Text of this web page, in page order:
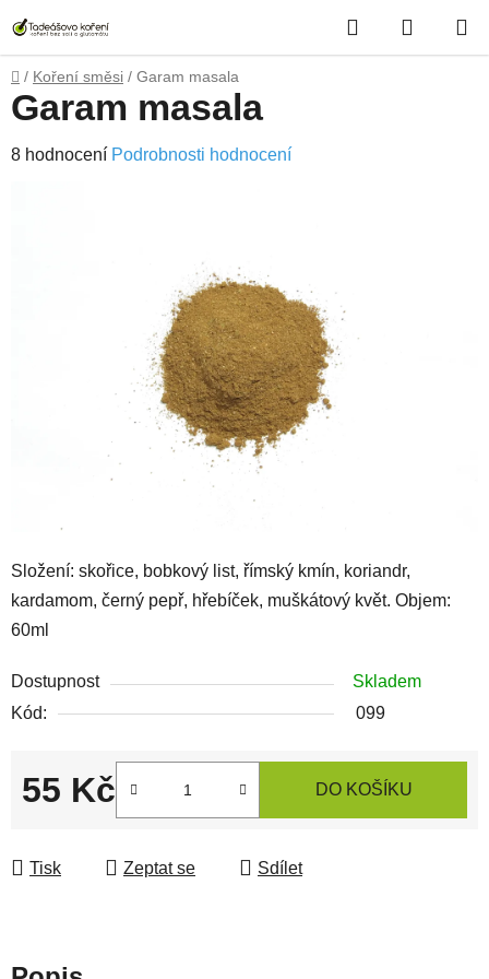
na
obsah
Hledat
KOŠÍK
Domů
/ Koření směsi / Garam masala
Složení: skořice, bobkový list, římský kmín, koriandr,
kardamom, černý pepř, hřebíček, muškátový květ. Objem:
60ml
Dostupnost
Skladem
Kód:
099
55 Kč
Měrná cena:
DO KOŠÍKU
Tisk Zeptat se Sdílet
Garam masala
Průměrné
8 hodnocení Podrobnosti hodnocení